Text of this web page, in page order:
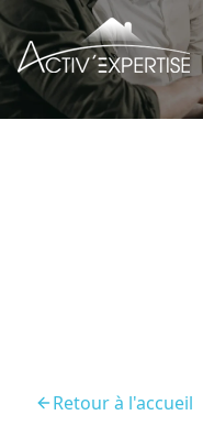
Retour à l'accueil